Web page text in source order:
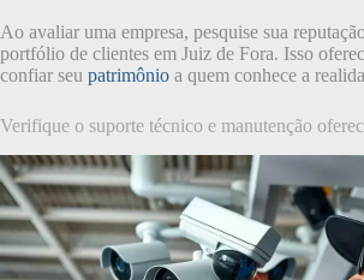
Ao avaliar uma empresa, pesquise sua
portfólio de clientes em Juiz de Fora. Isso
confiar seu patrimônio a quem conhece a
Verifique o suporte técnico e manutenção